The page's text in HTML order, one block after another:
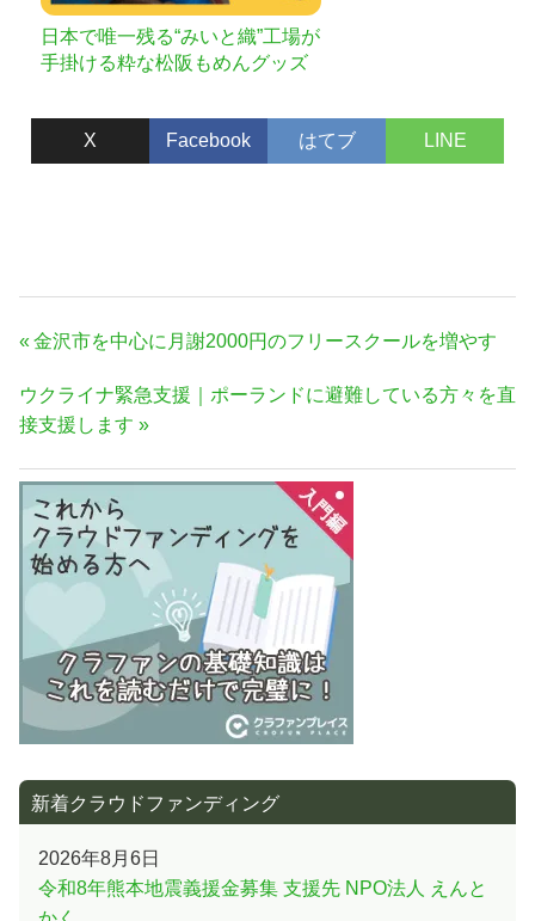
日本で唯一残る“みいと織”工場が
手掛ける粋な松阪もめんグッズ
X Facebook はてブ LINE
投
ナ
ビ
ゲ
ー
シ
ョ
ン
前
記
事:
金沢市を中心に月謝2000円のフリースクールを増やす
次
の
事:
ウクライナ緊急支援｜ポーランドに避難している方々を直
接支援します
新着クラウドファンディング
2026年8月6日
令和8年熊本地震義援金募集 支援先 NPO法人 えんと